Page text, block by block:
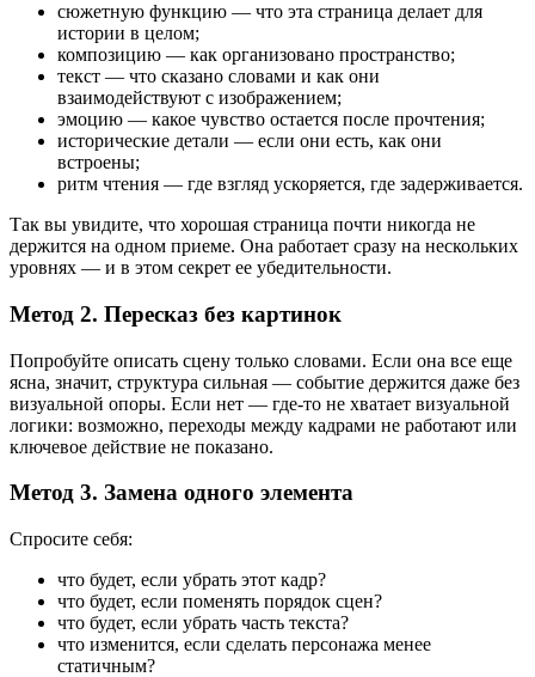
сюжетную функцию — что эта страница делает для
истории в целом;
композицию — как организовано пространство;
текст — что сказано словами и как они
взаимодействуют с изображением;
эмоцию — какое чувство остается после прочтения;
исторические детали — если они есть, как они
встроены;
ритм чтения — где взгляд ускоряется, где задерживается.
Так вы увидите, что хорошая страница почти никогда не
держится на одном приеме. Она работает сразу на нескольких
уровнях — и в этом секрет ее убедительности.
Метод 2. Пересказ без картинок
Попробуйте описать сцену только словами. Если она все еще
ясна, значит, структура сильная — событие держится даже без
визуальной опоры. Если нет — где-то не хватает визуальной
логики: возможно, переходы между кадрами не работают или
ключевое действие не показано.
Метод 3. Замена одного элемента
Спросите себя:
что будет, если убрать этот кадр?
что будет, если поменять порядок сцен?
что будет, если убрать часть текста?
что изменится, если сделать персонажа менее
статичным?